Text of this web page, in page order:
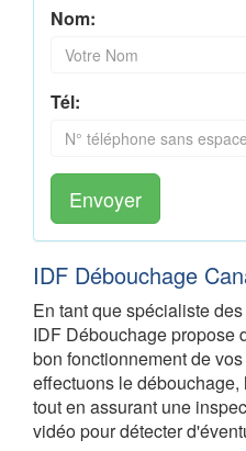
Nom:
Tél:
Envoyer
IDF Débouchage
En tant que spécialiste
IDF Débouchage propose
bon fonctionnement de
effectuons le
tout en assurant une
vidéo pour détecter